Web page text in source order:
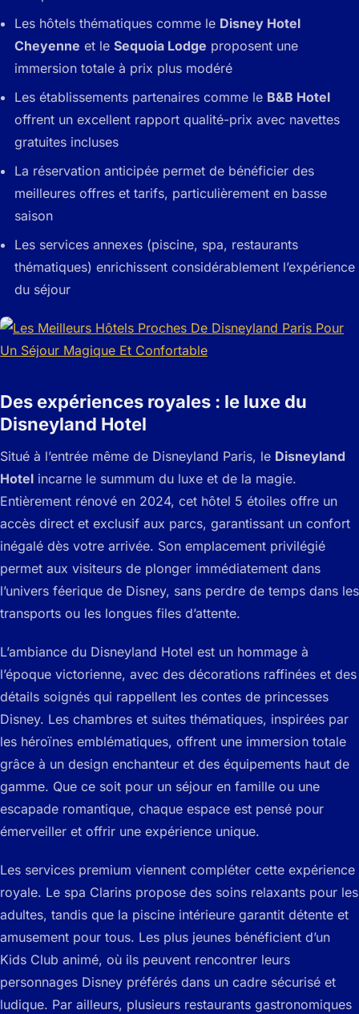
Les hôtels thématiques comme le Disney Hotel
Cheyenne et le Sequoia Lodge proposent une
immersion totale à prix plus modéré
Les établissements partenaires comme le B&B Hotel
offrent un excellent rapport qualité-prix avec navettes
gratuites incluses
La réservation anticipée permet de bénéficier des
meilleures offres et tarifs, particulièrement en basse
saison
Les services annexes (piscine, spa, restaurants
thématiques) enrichissent considérablement l’expérience
du séjour
Des expériences royales : le luxe du
Disneyland Hotel
Situé à l’entrée même de Disneyland Paris, le Disneyland
Hotel incarne le summum du luxe et de la magie.
Entièrement rénové en 2024, cet hôtel 5 étoiles offre un
accès direct et exclusif aux parcs, garantissant un confort
inégalé dès votre arrivée. Son emplacement privilégié
permet aux visiteurs de plonger immédiatement dans
l’univers féerique de Disney, sans perdre de temps dans les
transports ou les longues files d’attente.
L’ambiance du Disneyland Hotel est un hommage à
l’époque victorienne, avec des décorations raffinées et des
détails soignés qui rappellent les contes de princesses
Disney. Les chambres et suites thématiques, inspirées par
les héroïnes emblématiques, offrent une immersion totale
grâce à un design enchanteur et des équipements haut de
gamme. Que ce soit pour un séjour en famille ou une
escapade romantique, chaque espace est pensé pour
émerveiller et offrir une expérience unique.
Les services premium viennent compléter cette expérience
royale. Le spa Clarins propose des soins relaxants pour les
adultes, tandis que la piscine intérieure garantit détente et
amusement pour tous. Les plus jeunes bénéficient d’un
Kids Club animé, où ils peuvent rencontrer leurs
personnages Disney préférés dans un cadre sécurisé et
ludique. Par ailleurs, plusieurs restaurants gastronomiques